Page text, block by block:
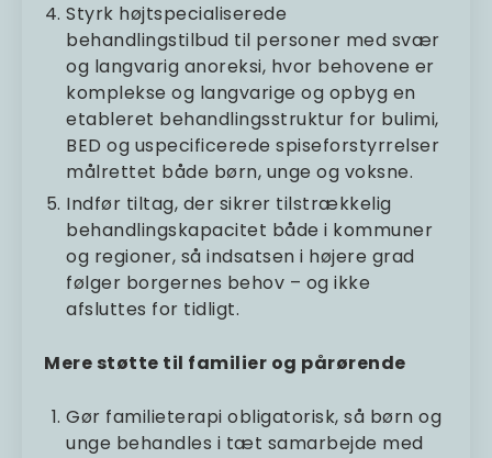
Styrk højtspecialiserede
behandlingstilbud til personer med svær
og langvarig anoreksi, hvor behovene er
komplekse og langvarige og opbyg en
etableret behandlingsstruktur for bulimi,
BED og uspecificerede spiseforstyrrelser
målrettet både børn, unge og voksne.
Indfør tiltag, der sikrer tilstrækkelig
behandlingskapacitet både i kommuner
og regioner, så indsatsen i højere grad
følger borgernes behov – og ikke
afsluttes for tidligt.
Mere støtte til familier og pårørende
Gør familieterapi obligatorisk, så børn og
unge behandles i tæt samarbejde med